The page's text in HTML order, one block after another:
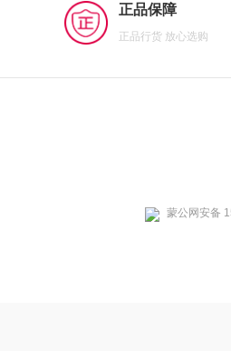
正品保障
正品行货 放心选购
蒙公网安备